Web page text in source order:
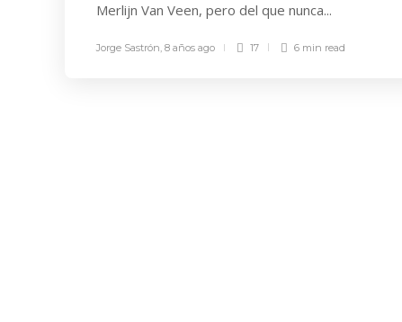
Merlijn Van Veen, pero del que nunca...
Jorge Sastrón, 8 años ago 17 6 min read